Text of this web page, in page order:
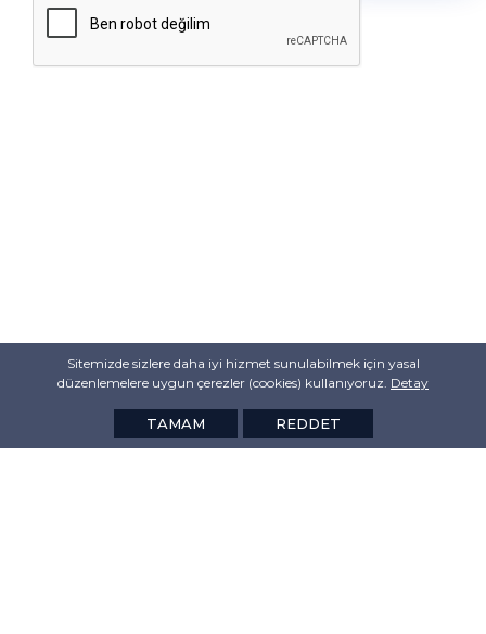
Sitemizde sizlere daha iyi hizmet sunulabilmek için yasal
düzenlemelere uygun çerezler (cookies) kullanıyoruz. Detay
TAMAM REDDET